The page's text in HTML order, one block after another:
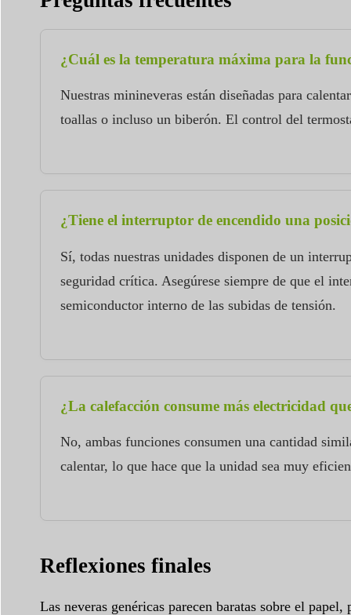
¿Cuál es la temperatura máxima para la
Nuestras minineveras están diseñadas para
toallas o incluso un biberón. El control del
¿Tiene el interruptor de encendido una
Sí, todas nuestras unidades disponen de un
seguridad crítica. Asegúrese siempre de que el
semiconductor interno de las subidas de tensión.
¿La calefacción consume más electricidad
No, ambas funciones consumen una cantidad
calentar, lo que hace que la unidad sea muy
Reflexiones finales
Las neveras genéricas parecen baratas sobre el